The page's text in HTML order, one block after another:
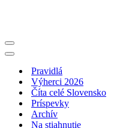
Menu
navigácie
Menu
navigáciePravidlá
Výherci 2026
Číta celé Slovensko
Príspevky
Archív
Na stiahnutie